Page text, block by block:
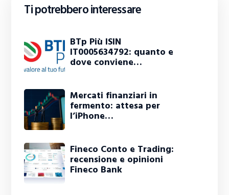
Ti potrebbero interessare
BTp Più ISIN
IT0005634792: quanto e
dove conviene…
Mercati finanziari in
fermento: attesa per
l’iPhone…
Fineco Conto e Trading:
recensione e opinioni
Fineco Bank